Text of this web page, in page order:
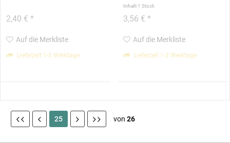
2,40 € *
Auf die Merkliste
Lieferzeit 1-3 Werktage
Inhalt 1 Stück
3,56 € *
Auf die Merkliste
Lieferzeit 1-3 Werktage
25 von 26